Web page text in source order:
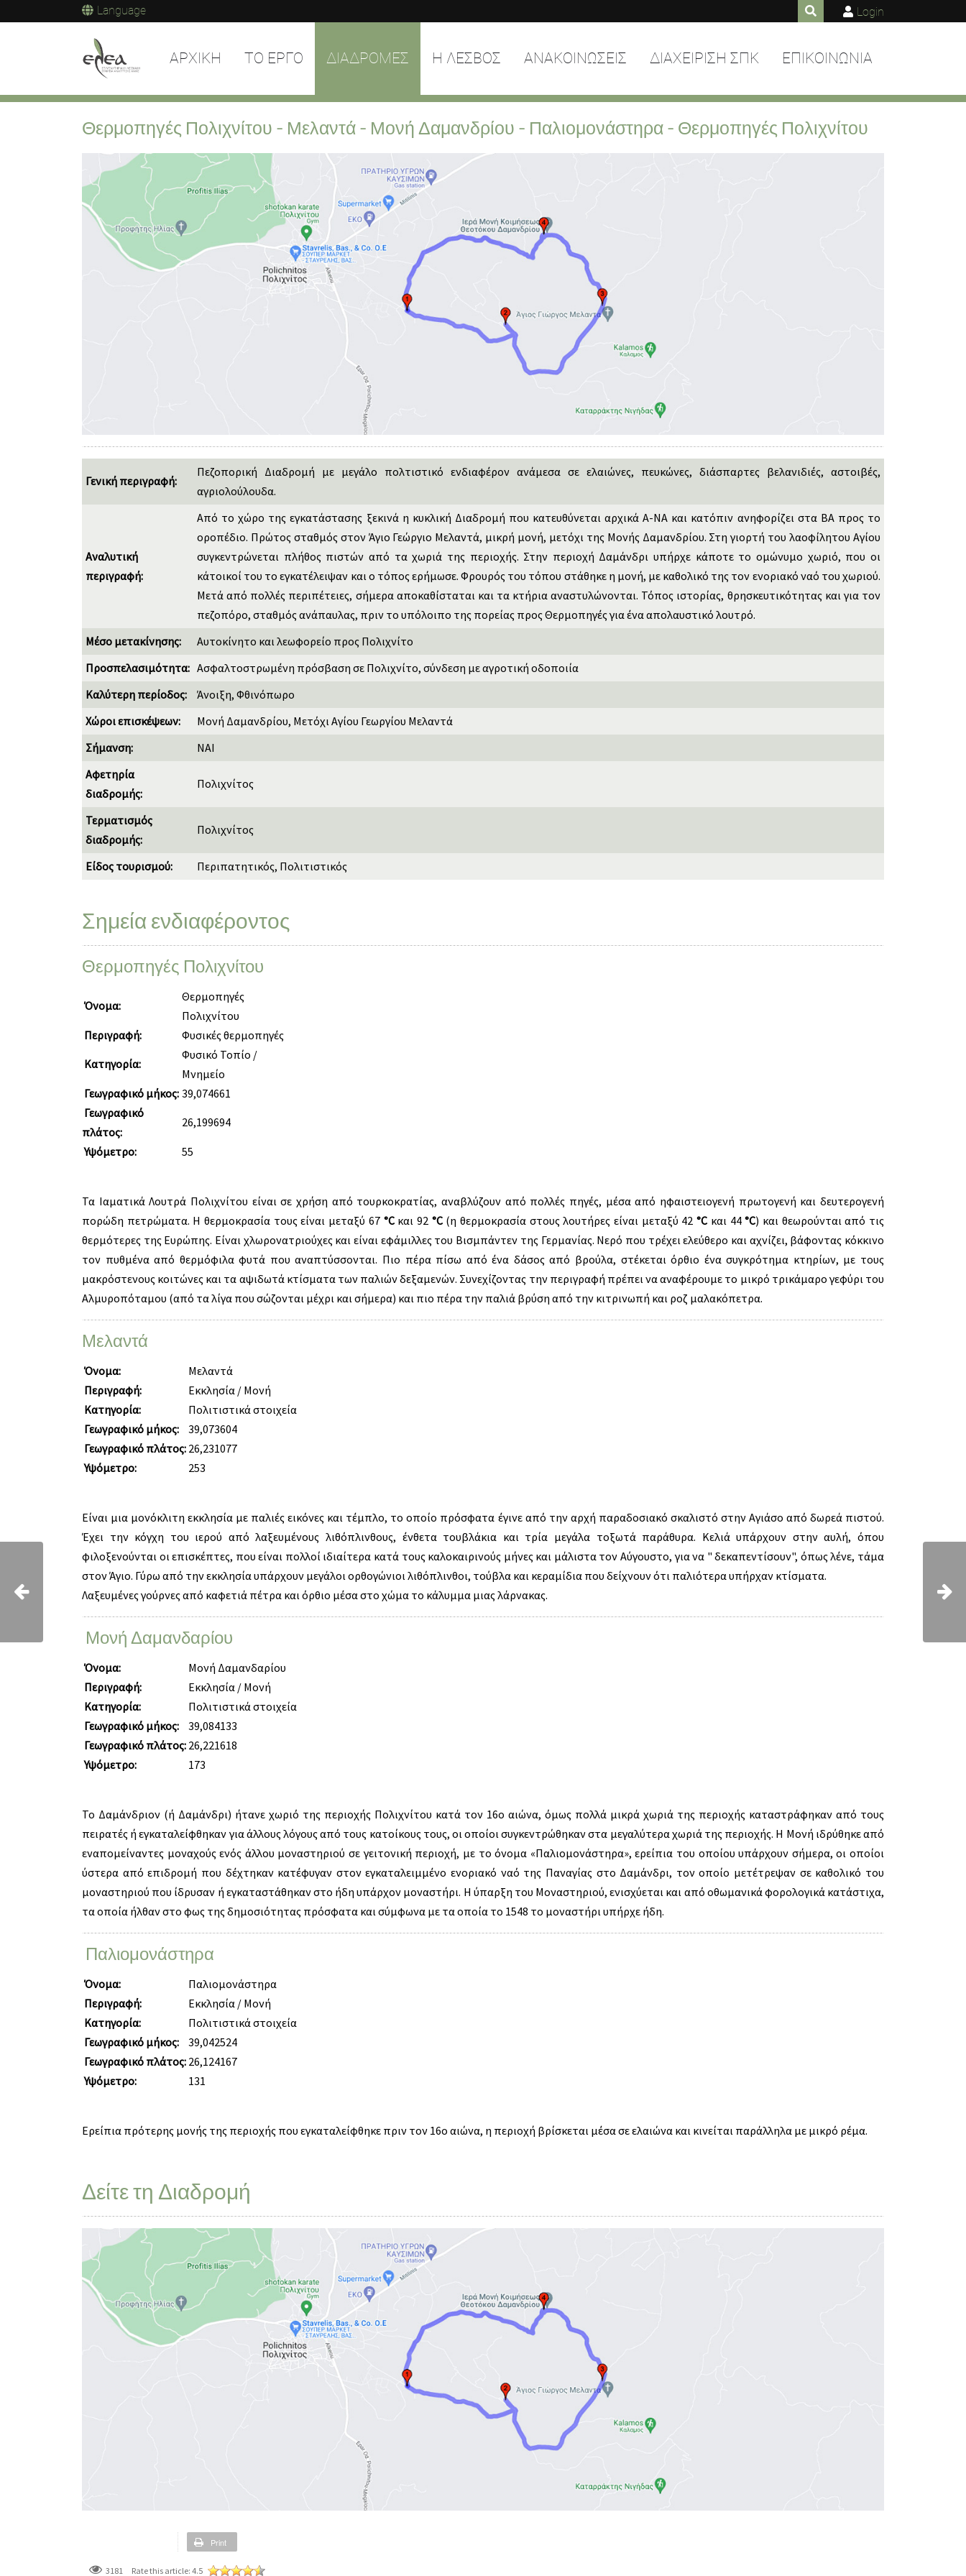
Language Login
ΑΡΧΙΚΗ ΤΟ ΕΡΓΟ ΔΙΑΔΡΟΜΕΣ Η ΛΕΣΒΟΣ ΑΝΑΚΟΙΝΩΣΕΙΣ ΔΙΑΧΕΙΡΙΣΗ ΣΠΚ ΕΠΙΚΟΙΝΩΝΙΑ
Θερμοπηγές Πολιχνίτου - Μελαντά - Μονή Δαμανδρίου - Παλιομονάστηρα - Θερμοπηγές Πολιχνίτου
Γενική περιγραφή:
Πεζοπορική Διαδρομή με μεγάλο πολτιστικό ενδιαφέρον ανάμεσα σε ελαιώνες, πευκώνες, διάσπαρτες βελανιδιές, αστοιβές,
αγριολούλουδα.
Αναλυτική
περιγραφή:
Από το χώρο της εγκατάστασης ξεκινά η κυκλική Διαδρομή που κατευθύνεται αρχικά Α-ΝΑ και κατόπιν ανηφορίζει στα ΒΑ προς το
οροπέδιο. Πρώτος σταθμός στον Άγιο Γεώργιο Μελαντά, μικρή μονή, μετόχι της Μονής Δαμανδρίου. Στη γιορτή του λαοφίλητου Αγίου
συγκεντρώνεται πλήθος πιστών από τα χωριά της περιοχής. Στην περιοχή Δαμάνδρι υπήρχε κάποτε το ομώνυμο χωριό, που οι
κάτοικοί του το εγκατέλειψαν και ο τόπος ερήμωσε. Φρουρός του τόπου στάθηκε η μονή, με καθολικό της τον ενοριακό ναό του χωριού.
Μετά από πολλές περιπέτειες, σήμερα αποκαθίσταται και τα κτήρια αναστυλώνονται. Τόπος ιστορίας, θρησκευτικότητας και για τον
πεζοπόρο, σταθμός ανάπαυλας, πριν το υπόλοιπο της πορείας προς Θερμοπηγές για ένα απολαυστικό λουτρό.
Μέσο μετακίνησης:
Αυτοκίνητο και λεωφορείο προς Πολιχνίτο
Προσπελασιμότητα: Ασφαλτοστρωμένη πρόσβαση σε Πολιχνίτο, σύνδεση με αγροτική οδοποιία
Καλύτερη περίοδος:
Άνοιξη, Φθινόπωρο
Χώροι επισκέψεων:
Μονή Δαμανδρίου, Μετόχι Αγίου Γεωργίου Μελαντά
Σήμανση:
ΝΑΙ
Αφετηρία
διαδρομής:
Πολιχνίτος
Τερματισμός
διαδρομής:
Πολιχνίτος
Είδος τουρισμού: Περιπατητικός, Πολιτιστικός
Σημεία ενδιαφέροντος
Θερμοπηγές Πολιχνίτου
Όνομα:
Θερμοπηγές
Πολιχνίτου
Περιγραφή:
Φυσικές θερμοπηγές
Κατηγορία:
Φυσικό Τοπίο /
Μνημείο
Γεωγραφικό μήκος: 39,074661
Γεωγραφικό
πλάτος:
26,199694
Υψόμετρο: 55
Τα Ιαματικά Λουτρά Πολιχνίτου είναι σε χρήση από τουρκοκρατίας, αναβλύζουν από πολλές πηγές, μέσα από ηφαιστειογενή πρωτογενή και δευτερογενή
πορώδη πετρώματα. Η θερμοκρασία τους είναι μεταξύ 67 °Cκαι 92 °C(η θερμοκρασία στους λουτήρες είναι μεταξύ 42°C και 44°C) και θεωρούνται από τις
θερμότερες της Ευρώπης. Είναι χλωρονατριούχες και είναι εφάμιλλες του Βισμπάντεν της Γερμανίας. Νερό που τρέχει ελεύθερο και αχνίζει, βάφοντας κόκκινο
τον πυθμένα από θερμόφιλα φυτά που αναπτύσσονται. Πιο πέρα πίσω από ένα δάσος από βρούλα, στέκεται όρθιο ένα συγκρότημα κτηρίων, με τους
μακρόστενους κοιτώνες και τα αψιδωτά κτίσματα των παλιών δεξαμενών. Συνεχίζοντας την περιγραφή πρέπει να αναφέρουμε το μικρό τρικάμαρο γεφύρι του
Αλμυροπόταμου (από τα λίγα που σώζονται μέχρι και σήμερα) και πιο πέρα την παλιά βρύση από την κιτρινωπή και ροζ μαλακόπετρα.
Μελαντά
Όνομα:
Μελαντά
Περιγραφή:
Εκκλησία / Μονή
Κατηγορία:
Πολιτιστικά στοιχεία
Γεωγραφικό μήκος:
39,073604
Γεωγραφικό πλάτος: 26,231077
Υψόμετρο:
253
Είναι μια μονόκλιτη εκκλησία με παλιές εικόνες και τέμπλο, το οποίο πρόσφατα έγινε από την αρχή παραδοσιακό σκαλιστό στην Αγιάσο από δωρεά πιστού.
Έχει την κόγχη του ιερού από λαξευμένους λιθόπλινθους, ένθετα τουβλάκια και τρία μεγάλα τοξωτά παράθυρα. Κελιά υπάρχουν στην αυλή, όπου
φιλοξενούνται οι επισκέπτες, που είναι πολλοί ιδιαίτερα κατά τους καλοκαιρινούς μήνες και μάλιστα τον Αύγουστο, για να " δεκαπεντίσουν", όπως λένε, τάμα
στον Άγιο. Γύρω από την εκκλησία υπάρχουν μεγάλοι ορθογώνιοι λιθόπλινθοι, τούβλα και κεραμίδια που δείχνουν ότι παλιότερα υπήρχαν κτίσματα.
Λαξευμένες γούρνες από καφετιά πέτρα και όρθιο μέσα στο χώμα το κάλυμμα μιας λάρνακας.
Μονή Δαμανδαρίου
Όνομα:
Μονή Δαμανδαρίου
Περιγραφή:
Εκκλησία / Μονή
Κατηγορία:
Πολιτιστικά στοιχεία
Γεωγραφικό μήκος:
39,084133
Γεωγραφικό πλάτος: 26,221618
Υψόμετρο:
173
Το Δαμάνδριον (ή Δαμάνδρι) ήτανε χωριό της περιοχής Πολιχνίτου κατά τον 16ο αιώνα, όμως πολλά μικρά χωριά της περιοχής καταστράφηκαν από τους
πειρατές ή εγκαταλείφθηκαν για άλλους λόγους από τους κατοίκους τους, οι οποίοι συγκεντρώθηκαν στα μεγαλύτερα χωριά της περιοχής. Η Μονή ιδρύθηκε από
εναπομείναντες μοναχούς ενός άλλου μοναστηριού σε γειτονική περιοχή, με το όνομα «Παλιομονάστηρα», ερείπια του οποίου υπάρχουν σήμερα, οι οποίοι
ύστερα από επιδρομή που δέχτηκαν κατέφυγαν στον εγκαταλειμμένο ενοριακό ναό της Παναγίας στο Δαμάνδρι, τον οποίο μετέτρεψαν σε καθολικό του
μοναστηριού που ίδρυσαν ή εγκαταστάθηκαν στο ήδη υπάρχον μοναστήρι. Η ύπαρξη του Μοναστηριού, ενισχύεται και από οθωμανικά φορολογικά κατάστιχα,
τα οποία ήλθαν στο φως της δημοσιότητας πρόσφατα και σύμφωνα με τα οποία το 1548 το μοναστήρι υπήρχε ήδη.
Παλιομονάστηρα
Όνομα:
Παλιομονάστηρα
Περιγραφή:
Εκκλησία / Μονή
Κατηγορία:
Πολιτιστικά στοιχεία
Γεωγραφικό μήκος:
39,042524
Γεωγραφικό πλάτος: 26,124167
Υψόμετρο:
131
Ερείπια πρότερης μονής της περιοχής που εγκαταλείφθηκε πριν τον 16ο αιώνα, η περιοχή βρίσκεται μέσα σε ελαιώνα και κινείται παράλληλα με μικρό ρέμα.
Δείτε τη Διαδρομή
Print
3181 Rate this article: 4.5